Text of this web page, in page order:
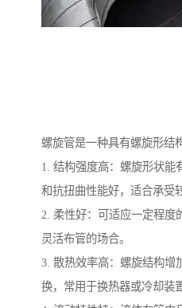
螺旋管是一种具有螺旋形结
1. 结构强度高：螺旋形状能
和抗扭曲性能好，适合承受
2. 柔性好：可适应一定程度
灵活布管的场合。
3. 散热效率高：螺旋结构增
换，常用于换热器或冷却装